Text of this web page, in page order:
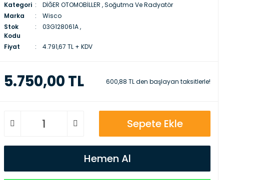
Kategori DİĞER OTOMOBİLLER ,Soğutma Ve Radyatör
Marka
Wisco
Stok
Kodu
03G128061A ,
Fiyat 4.791,67 TL + KDV
5.750,00 TL 600,88 TL den başlayan taksitlerle!
Sepete Ekle
Hemen Al